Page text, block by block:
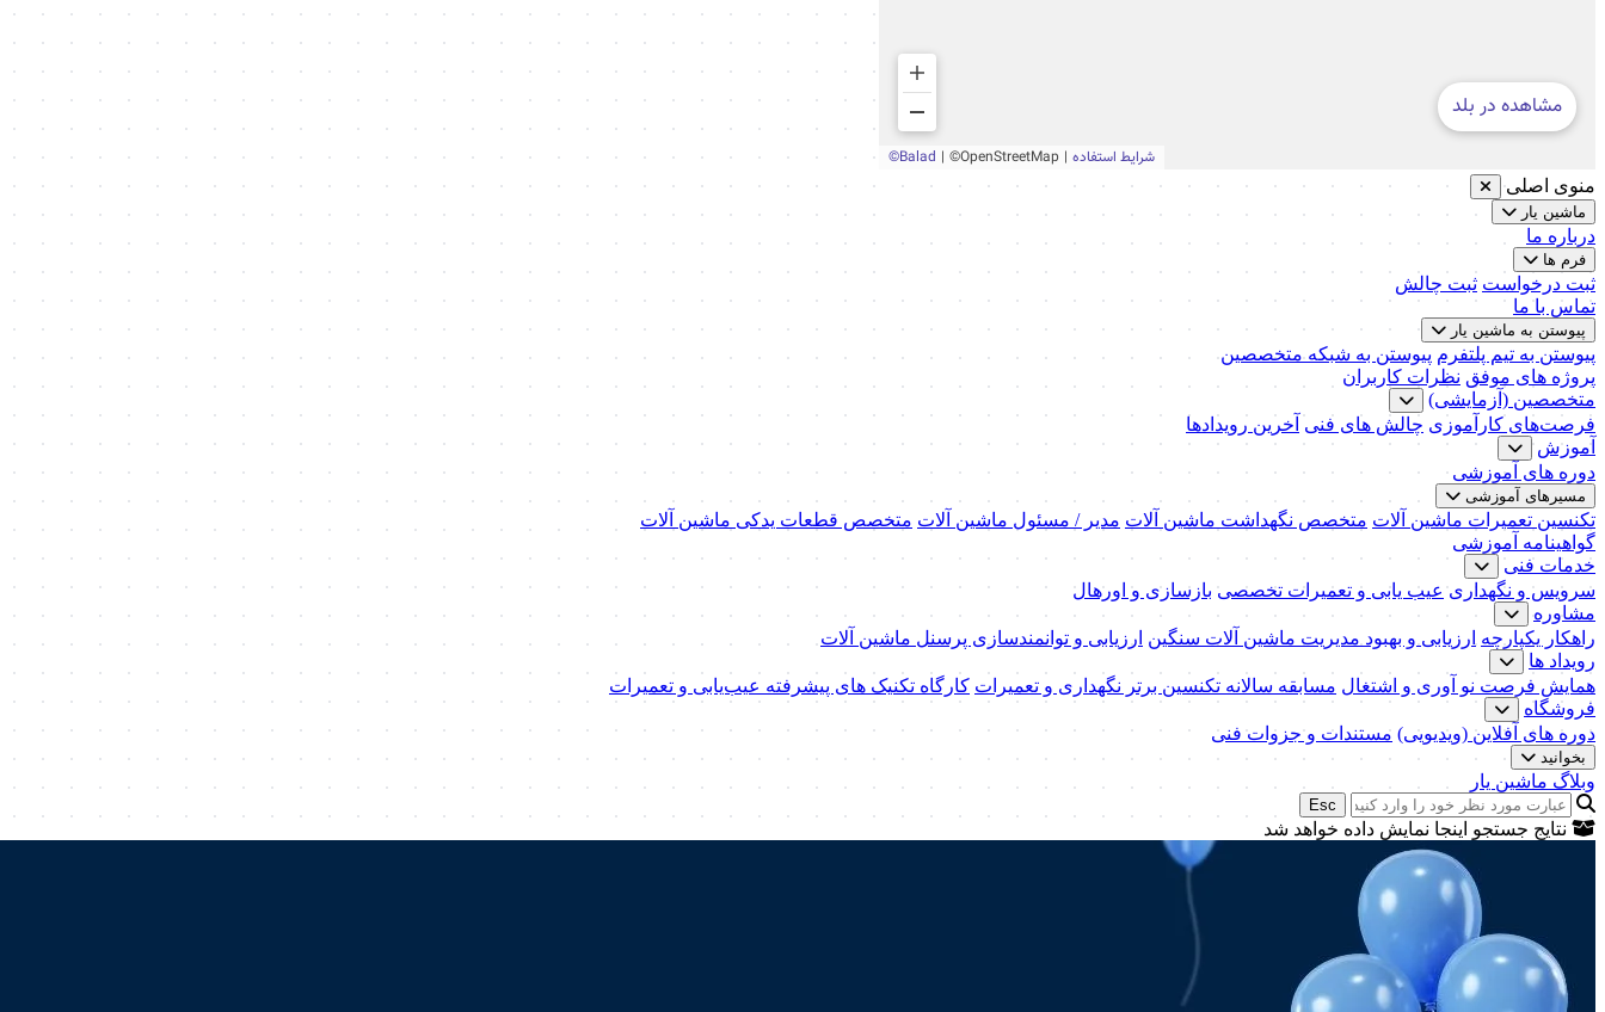
منوی اصلی
ماشین یار
درباره ما
فرم ها
ثبت درخواست ثبت چالش
تماس با ما
پیوستن به ماشین یار
پیوستن به تیم پلتفرم پیوستن به شبکه متخصصین
پروژه های موفق نظرات کاربران
متخصصین (آزمایشی)
فرصت‌های کارآموزی چالش های فنی آخرین رویدادها
آموزش
دوره های آموزشی
مسیرهای آموزشی
تکنسین تعمیرات ماشین آلات متخصص نگهداشت ماشین آلات مدیر / مسئول ماشین آلات متخصص قطعات یدکی ماشین آلات
گواهینامه آموزشی
خدمات فنی
سرویس و نگهداری عیب یابی و تعمیرات تخصصی بازسازی و اورهال
مشاوره
راهکار یکپارچه ارزیابی و بهبود مدیریت ماشین آلات سنگین ارزیابی و توانمندسازی پرسنل ماشین آلات
رویداد ها
همایش فرصت نو آوری و اشتغال مسابقه سالانه تکنسین برتر نگهداری و تعمیرات کارگاه تکنیک‌ های پیشرفته عیب‌یابی و تعمیرات
فروشگاه
دوره های آفلاین (ویدیویی) مستندات و جزوات فنی
بخوانید
وبلاگ ماشین یار
Esc
نتایج جستجو اینجا نمایش داده خواهد شد